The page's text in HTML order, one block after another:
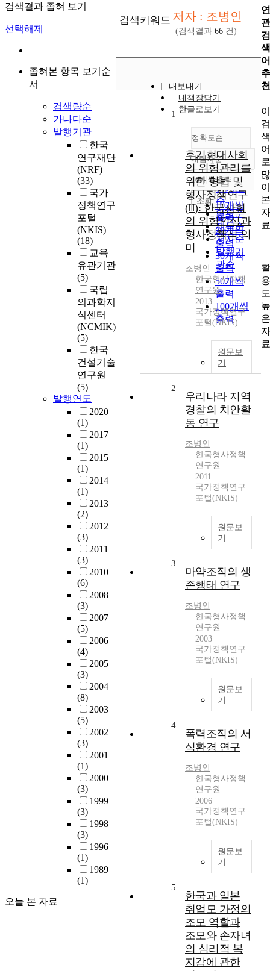
검색결과 좁혀 보기
선택해제
좁혀본 항목 보기순
서
검색량순
가나다순
발행기관
한국
연구재단
(NRF)
(33)
국가
정책연구
포털
(NKIS)
(18)
교육
유관기관
(5)
국립
의과학지
식센터
(NCMIK)
(5)
한국
건설기술
연구원
(5)
발행연도
2020
(1)
2017
(1)
2015
(1)
2014
(1)
2013
(2)
2012
(3)
2011
(3)
2010
(6)
2008
(3)
2007
(5)
2006
(4)
2005
(3)
2004
(8)
2003
(5)
2002
(3)
2001
(1)
2000
(3)
1999
(3)
1998
(3)
1996
(1)
1989
(1)
오늘 본 자료
검색키워드 저자 : 조병인
(검색결과 66 건)
내보내기
내책장담기
한글로보기
정확도순
정확도
순
인기도
순
연도순
제목순
저자순
발행기
관순
내림차순
내림차순
10개씩 출력
10개씩
출력
20개씩
출력
30개씩
출력
50개씩
출력
100개씩
출력
조회
1
후기현대사회
의 위험관리를
위한 형법 및
형사정책연구
(II): 한국사회
의 위험인식과
형사정책적 의
미
조병인
한국형사정책
연구원
2013
국가정책연구
포털(NKIS)
원문보
기
2
우리나라 지역
경찰의 치안활
동 연구
조병인
한국형사정책
연구원
2011
국가정책연구
포털(NKIS)
원문보
기
3
마약조직의 생
존행태 연구
조병인
한국형사정책
연구원
2003
국가정책연구
포털(NKIS)
원문보
기
4
폭력조직의 서
식환경 연구
조병인
한국형사정책
연구원
2006
국가정책연구
포털(NKIS)
원문보
기
5
한국과 일본
취업모 가정의
조모 역할과
조모와 손자녀
의 심리적 복
지감에 관한
연
관
검
색
어
추
천
이
검
색
어
로
많
이
본
자
료
활
용
도
높
은
자
료